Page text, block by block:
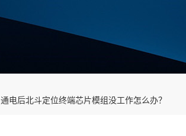
通电后北斗定位终端芯片模组没工作怎么办？